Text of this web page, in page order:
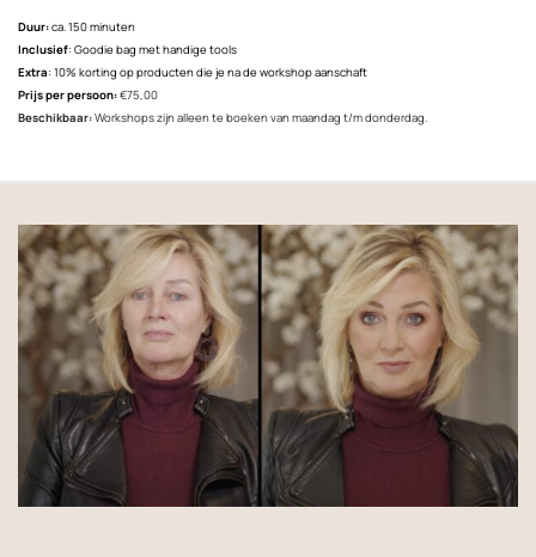
Duur:ca. 150 minuten
Inclusief: Goodie bag met handige tools
Extra: 10% korting op producten die je na de workshop aanschaft
Prijs per persoon:€75,00
Beschikbaar:Workshops zijn alleen te boeken van maandag t/m donderdag.